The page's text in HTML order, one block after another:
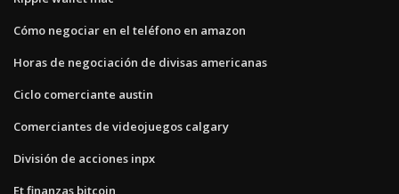
Cómo negociar en el teléfono en amazon
Horas de negociación de divisas americanas
Ciclo comerciante austin
Comerciantes de videojuegos calgary
División de acciones inpx
Et finanzas bitcoin